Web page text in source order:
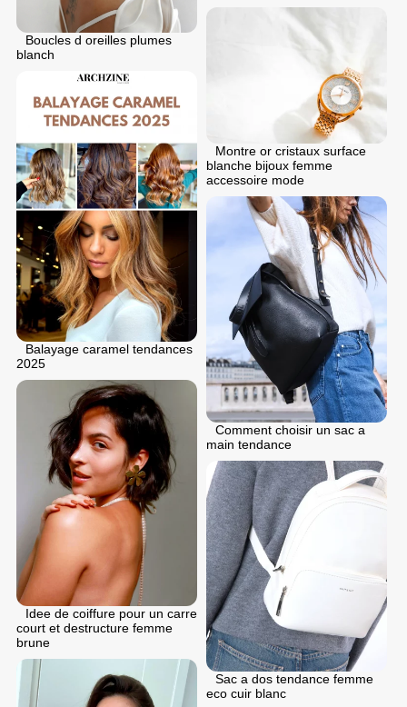
Boucles d oreilles plumes
blanch
Montre or cristaux surface
blanche bijoux femme
accessoire mode
Balayage caramel tendances
2025
Comment choisir un sac a
main tendance
Idee de coiffure pour un carre
court et destructure femme
brune
Sac a dos tendance femme
eco cuir blanc